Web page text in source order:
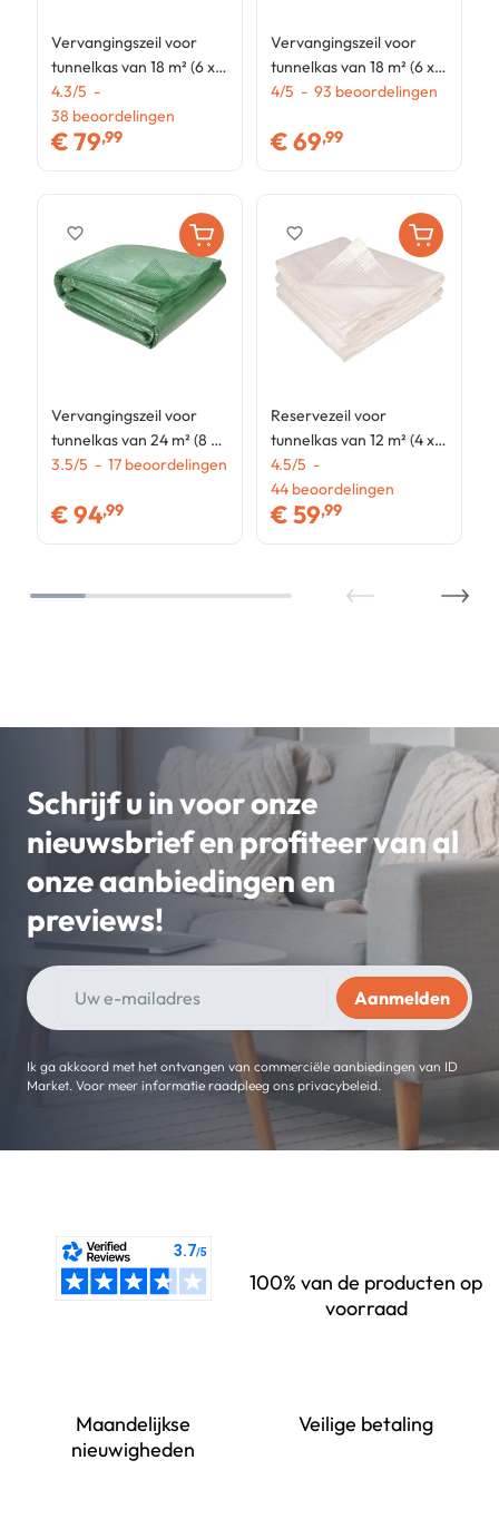
Vervangingszeil voor
tunnelkas van 18 m² (6 x 3
x 2 m), UV-bestendig,
met deur en ramen,
CRIMÉE, wit, geschikt
4.3/5 -
38 beoordelingen
€79,99
Vervangingszeil voor
tunnelkas van 24 m² (8 x
3 x 2 m), UV-bestendig,
DES ANDES, groen
3.5/5 - 17 beoordelingen
€94,99
favorite_border
Vervangingszeil voor
tunnelkas van 18 m² (6 x 3
x 2 m), UV-bestendig,
CRIMÉE, wit
4/5 - 93 beoordelingen
€69,99
Reservezeil voor
tunnelkas van 12 m² (4 x 3
x 2 m), UV-bestendig,
met deur en ramen,
ZEBRA, wit, geschikt
4.5/5 -
44 beoordelingen
€59,99
favorite_border
Schrijf u in voor onze
nieuwsbrief en profiteer van al
onze aanbiedingen en
previews!
Ik ga akkoord met het ontvangen van commerciële aanbiedingen van ID
Market. Voor meer informatie raadpleeg ons privacybeleid.
100% van de producten op
voorraad
Maandelijkse
nieuwigheden
Veilige betaling